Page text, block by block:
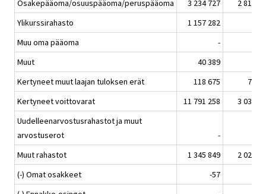
Osakepääoma/osuuspääoma/peruspääoma 3 234 727
2 817
Ylikurssirahasto
1 157 282
Muu oma pääoma
-
Muut
40 389
Kertyneet muut laajan tuloksen erät
118 675
75
Kertyneet voittovarat
11 791 258
3 035
Uudelleenarvostusrahastot ja muut
arvostuserot
-
Muut rahastot
1 345 849
2 024
(-) Omat osakkeet
-57